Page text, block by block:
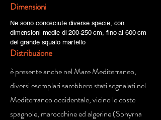
Dimensioni
Ne sono conosciute diverse specie, con
dimensioni medie di 200-250 cm, fino ai 600 cm
del grande squalo martello
Distribuzione
è presente anche nel Mare Mediterraneo,
diversi esemplari sarebbero stati segnalati nel
Mediterraneo occidentale, vicino le coste
spagnole, marocchine ed algerine (Sphyrna